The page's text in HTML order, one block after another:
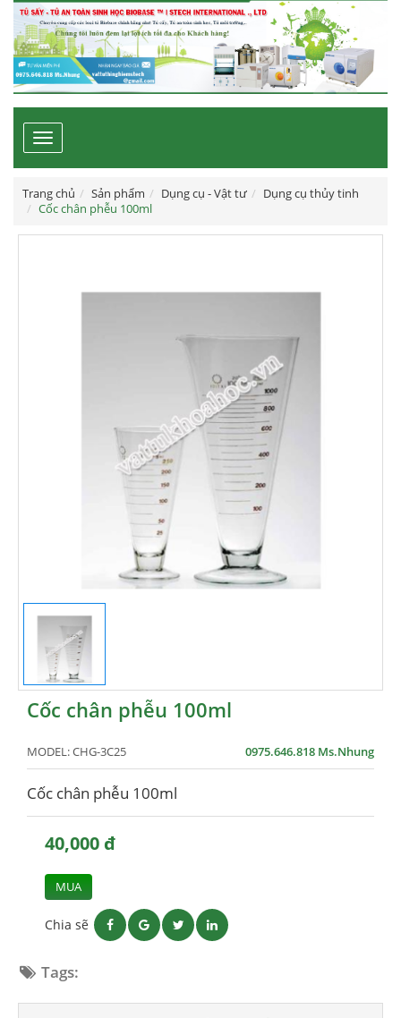
Toggle
navigation
Trang chủ Sản phẩm Dụng cụ - Vật tư
Dụng cụ thủy tinh
Cốc chân phễu 100ml
Cốc chân phễu 100ml
MODEL:CHG-3C25 0975.646.818 Ms.Nhung
Cốc chân phễu 100ml
40,000 đ
MUA
Chia sẽ
Tags: